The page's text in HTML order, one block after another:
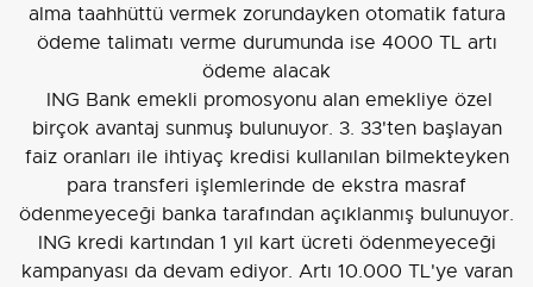
alma taahhüttü vermek zorundayken otomatik fatura
ödeme talimatı verme durumunda ise 4000 TL artı
ödeme alacak
ING Bank emekli promosyonu alan emekliye özel
birçok avantaj sunmuş bulunuyor. 3. 33'ten başlayan
faiz oranları ile ihtiyaç kredisi kullanılan bilmekteyken
para transferi işlemlerinde de ekstra masraf
ödenmeyeceği banka tarafından açıklanmış bulunuyor.
ING kredi kartından 1 yıl kart ücreti ödenmeyeceği
kampanyası da devam ediyor. Artı 10.000 TL'ye varan